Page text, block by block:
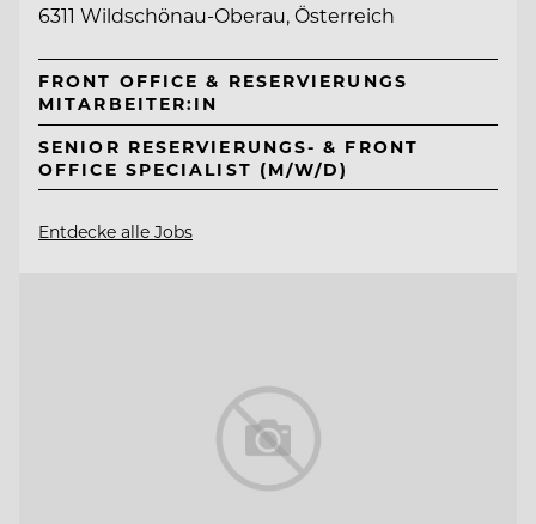
6311 Wildschönau-Oberau, Österreich
FRONT OFFICE & RESERVIERUNGS
MITARBEITER:IN
SENIOR RESERVIERUNGS- & FRONT
OFFICE SPECIALIST (M/W/D)
Entdecke alle Jobs